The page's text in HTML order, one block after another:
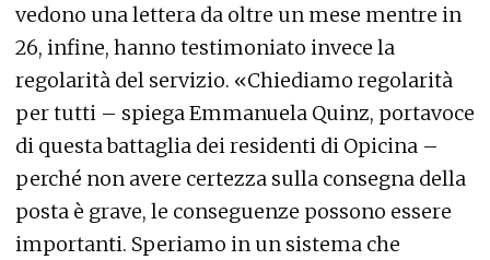
vedono una lettera da oltre un mese mentre in
26, infine, hanno testimoniato invece la
regolarità del servizio. «Chiediamo regolarità
per tutti – spiega Emmanuela Quinz, portavoce
di questa battaglia dei residenti di Opicina –
perché non avere certezza sulla consegna della
posta è grave, le conseguenze possono essere
importanti. Speriamo in un sistema che